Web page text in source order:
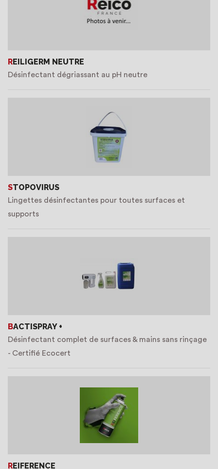
REILIGERM NEUTRE
Désinfectant dégriassant au pH neutre
STOPOVIRUS
Lingettes désinfectantes pour toutes surfaces et
supports
BACTISPRAY +
Désinfectant complet de surfaces & mains sans rinçage
- Certifié Ecocert
REIFERENCE